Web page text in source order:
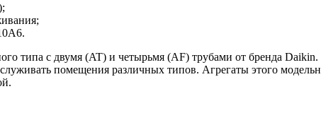
типа с двумя (AT) и четырьмя (AF) трубами от бренда
помещения различных типов. Агрегаты этого